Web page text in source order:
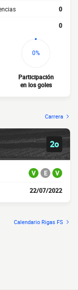
0
0
0%
Participación
en los goles
Carrera
2o
V E V
22/07/2022
Calendario Rigas FS